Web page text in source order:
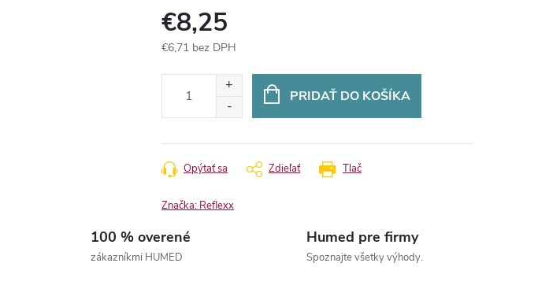
€8,25
€6,71 bez DPH
PRIDAŤ DO KOŠÍKA
Tlač
Opýtať sa Zdieľať
Značka: Reflexx
100 % overené
zákazníkmi HUMED
Humed pre firmy
Spoznajte všetky výhody.